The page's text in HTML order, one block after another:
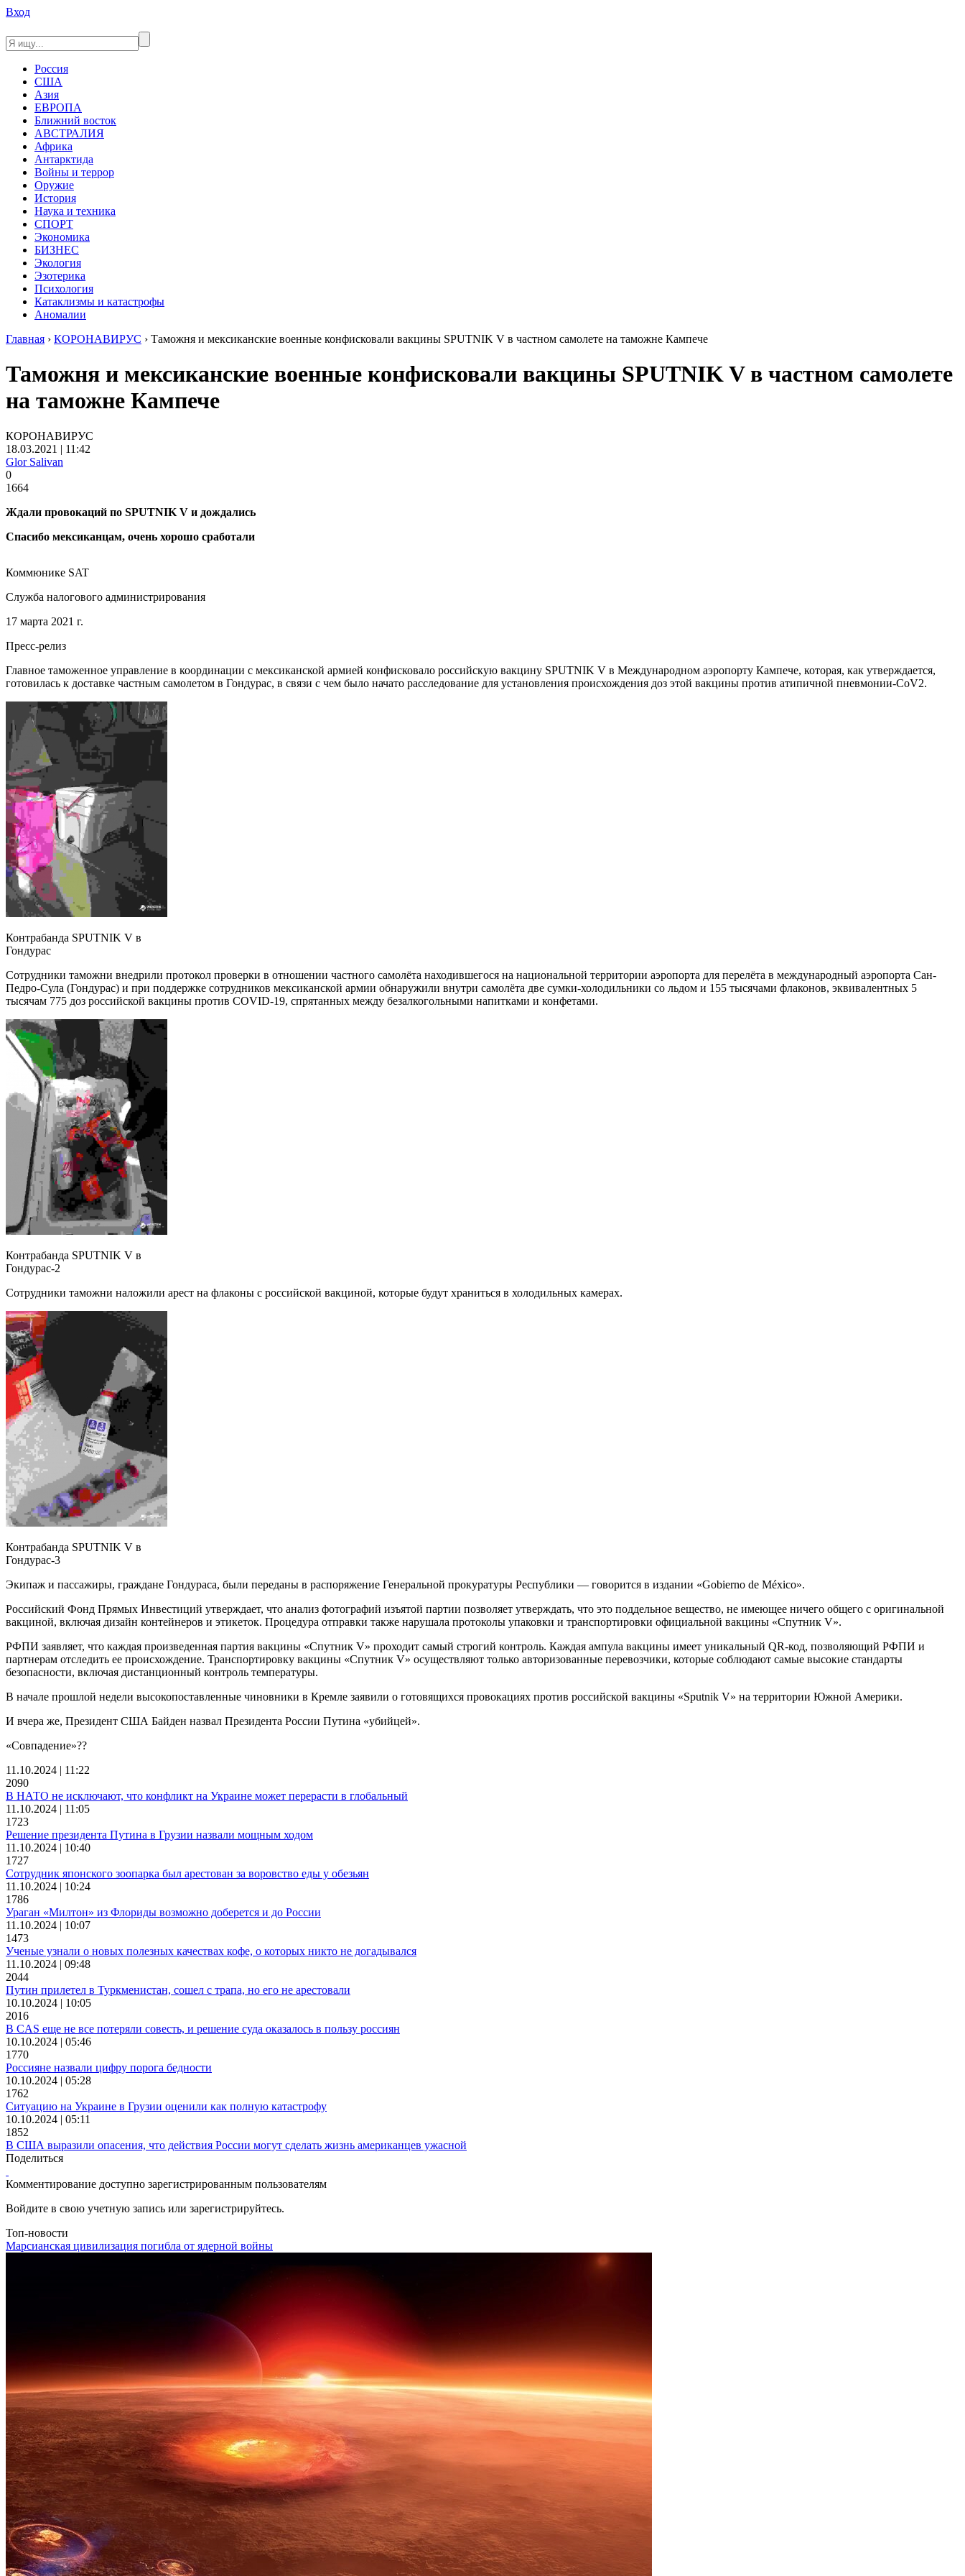
Вход
Россия
США
Азия
ЕВРОПА
Ближний восток
АВСТРАЛИЯ
Африка
Антарктида
Войны и террор
Оружие
История
Наука и техника
СПОРТ
Экономика
БИЗНЕС
Экология
Эзотерика
Психология
Катаклизмы и катастрофы
Аномалии
Главная › КОРОНАВИРУС › Таможня и мексиканские военные конфисковали вакцины SPUTNIK V в частном самолете на таможне Кампече
Таможня и мексиканские военные конфисковали вакцины SPUTNIK V в частном самолете
на таможне Кампече
КОРОНАВИРУС
18.03.2021 | 11:42
Glor Salivan
0
1664
Ждали провокаций по SPUTNIK V и дождались
Спасибо мексиканцам, очень хорошо сработали
Коммюнике SAT
Служба налогового администрирования
17 марта 2021 г.
Пресс-релиз
Главное таможенное управление в координации с мексиканской армией конфисковало российскую вакцину SPUTNIK V в Международном аэропорту Кампече, которая, как утверждается,
готовилась к доставке частным самолетом в Гондурас, в связи с чем было начато расследование для установления происхождения доз этой вакцины против атипичной пневмонии-CoV2.
Контрабанда SPUTNIK V в
Гондурас
Сотрудники таможни внедрили протокол проверки в отношении частного самолёта находившегося на национальной территории аэропорта для перелёта в международный аэропорта Сан-
Педро-Сула (Гондурас) и при поддержке сотрудников мексиканской армии обнаружили внутри самолёта две сумки-холодильники со льдом и 155 тысячами флаконов, эквивалентных 5
тысячам 775 доз российской вакцины против COVID-19, спрятанных между безалкогольными напитками и конфетами.
Контрабанда SPUTNIK V в
Гондурас-2
Сотрудники таможни наложили арест на флаконы с российской вакциной, которые будут храниться в холодильных камерах.
Контрабанда SPUTNIK V в
Гондурас-3
Экипаж и пассажиры, граждане Гондураса, были переданы в распоряжение Генеральной прокуратуры Республики — говорится в издании «Gobierno de México».
Российский Фонд Прямых Инвестиций утверждает, что анализ фотографий изъятой партии позволяет утверждать, что это поддельное вещество, не имеющее ничего общего с оригинальной
вакциной, включая дизайн контейнеров и этикеток. Процедура отправки также нарушала протоколы упаковки и транспортировки официальной вакцины «Спутник V».
РФПИ заявляет, что каждая произведенная партия вакцины «Спутник V» проходит самый строгий контроль. Каждая ампула вакцины имеет уникальный QR-​код, позволяющий РФПИ и
партнерам отследить ее происхождение. Транспортировку вакцины «Спутник V» осуществляют только авторизованные перевозчики, которые соблюдают самые высокие стандарты
безопасности, включая дистанционный контроль температуры.
В начале прошлой недели высокопоставленные чиновники в Кремле заявили о готовящихся провокациях против российской вакцины «Sputnik V» на территории Южной Америки.
И вчера же, Президент США Байден назвал Президента России Путина «убийцей».
«Совпадение»??
11.10.2024 | 11:22
2090
В НАТО не исключают, что конфликт на Украине может перерасти в глобальный
11.10.2024 | 11:05
1723
Решение президента Путина в Грузии назвали мощным ходом
11.10.2024 | 10:40
1727
Сотрудник японского зоопарка был арестован за воровство еды у обезьян
11.10.2024 | 10:24
1786
Ураган «Милтон» из Флориды возможно доберется и до России
11.10.2024 | 10:07
1473
Ученые узнали о новых полезных качествах кофе, о которых никто не догадывался
11.10.2024 | 09:48
2044
Путин прилетел в Туркменистан, сошел с трапа, но его не арестовали
10.10.2024 | 10:05
2016
В CAS еще не все потеряли совесть, и решение суда оказалось в пользу россиян
10.10.2024 | 05:46
1770
Россияне назвали цифру порога бедности
10.10.2024 | 05:28
1762
Ситуацию на Украине в Грузии оценили как полную катастрофу
10.10.2024 | 05:11
1852
В США выразили опасения, что действия России могут сделать жизнь американцев ужасной
Поделиться
Комментирование доступно зарегистрированным пользователям
Войдите в свою учетную запись или зарегистрируйтесь.
Топ-новости
Марсианская цивилизация погибла от ядерной войны